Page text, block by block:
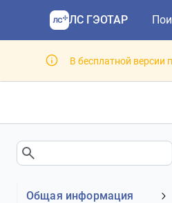
ЛС ГЭОТАР
В бесплатной версии
Общая информация